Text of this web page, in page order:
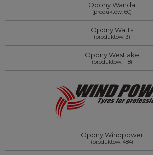
Opony Wanda
(produktów: 60)
Opony Watts
(produktów: 3)
Opony Westlake
(produktów: 118)
Opony Windpower
(produktów: 484)